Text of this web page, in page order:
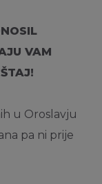
VAM
u Oroslavju
pa ni prije